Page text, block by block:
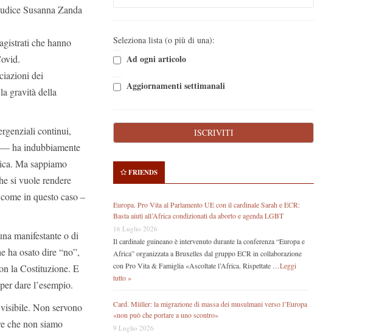
Susanna Zanda
che hanno
dei
gravità della
continui,
— ha indubbiamente
Ma sappiamo
si vuole rendere
in questo caso –
manifestante o di
ha osato dire “no”,
la Costituzione. E
dare l’esempio.
Non servono
che non siamo
Seleziona lista (o più di una):
Ad ogni articolo
Aggiornamenti settimanali
FRIENDS
Europa. Pro Vita al Parlamento UE con il cardinale Sarah e ECR:
Basta aiuti all’Africa condizionati da aborto e agenda LGBT
16 Luglio 2026
Il cardinale guineano è intervenuto durante la conferenza “Europa e
Africa” organizzata a Bruxelles dal gruppo ECR in collaborazione
con Pro Vita & Famiglia «Ascoltate l’Africa. Rispettate … Leggi
tutto »
Card. Müller: la migrazione di massa dei musulmani verso l’Europa
«non può che portare a uno scontro»
9 Luglio 2026